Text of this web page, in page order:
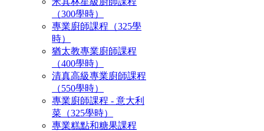
（300學時）
專業廚師課程（325學
時）
猶太教專業廚師課程
（400學時）
清真高級專業廚師課程
（550學時）
專業廚師課程 - 意大利
菜（325學時）
專業糕點和糖果課程